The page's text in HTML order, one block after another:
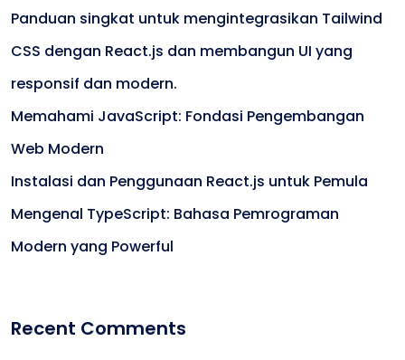
Panduan singkat untuk mengintegrasikan Tailwind
CSS dengan React.js dan membangun UI yang
responsif dan modern.
Memahami JavaScript: Fondasi Pengembangan
Web Modern
Instalasi dan Penggunaan React.js untuk Pemula
Mengenal TypeScript: Bahasa Pemrograman
Modern yang Powerful
Recent Comments